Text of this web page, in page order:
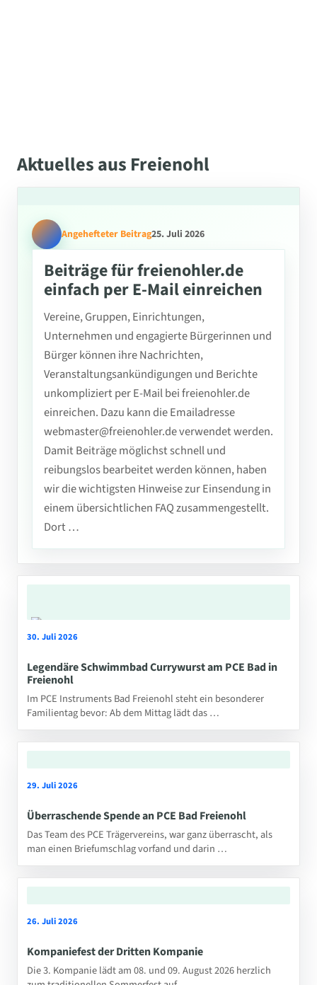
Aktuelles aus Freienohl
Angehefteter Beitrag25. Juli 2026
Beiträge für freienohler.de
einfach per E-Mail einreichen
Vereine, Gruppen, Einrichtungen,
Unternehmen und engagierte Bürgerinnen und
Bürger können ihre Nachrichten,
Veranstaltungsankündigungen und Berichte
unkompliziert per E-Mail bei freienohler.de
einreichen. Dazu kann die Emailadresse
webmaster@freienohler.de verwendet werden.
Damit Beiträge möglichst schnell und
reibungslos bearbeitet werden können, haben
wir die wichtigsten Hinweise zur Einsendung in
einem übersichtlichen FAQ zusammengestellt.
Dort …
30. Juli 2026
Legendäre Schwimmbad Currywurst am PCE Bad in
Freienohl
Im PCE Instruments Bad Freienohl steht ein besonderer
Familientag bevor: Ab dem Mittag lädt das …
29. Juli 2026
Überraschende Spende an PCE Bad Freienohl
Das Team des PCE Trägervereins, war ganz überrascht, als
man einen Briefumschlag vorfand und darin …
26. Juli 2026
Kompaniefest der Dritten Kompanie
Die 3. Kompanie lädt am 08. und 09. August 2026 herzlich